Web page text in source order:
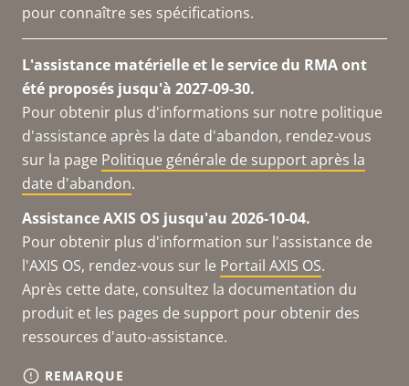
pour connaître ses spécifications.
L'assistance matérielle et le service du RMA ont
été proposés jusqu'à 2027-09-30.
Pour obtenir plus d'informations sur notre politique
d'assistance après la date d'abandon, rendez-vous
sur la page Politique générale de support après la
date d'abandon.
Assistance AXIS OS jusqu'au 2026-10-04.
Pour obtenir plus d'information sur l'assistance de
l'AXIS OS, rendez-vous sur le Portail AXIS OS.
Après cette date, consultez la documentation du
produit et les pages de support pour obtenir des
ressources d'auto-assistance.
REMARQUE